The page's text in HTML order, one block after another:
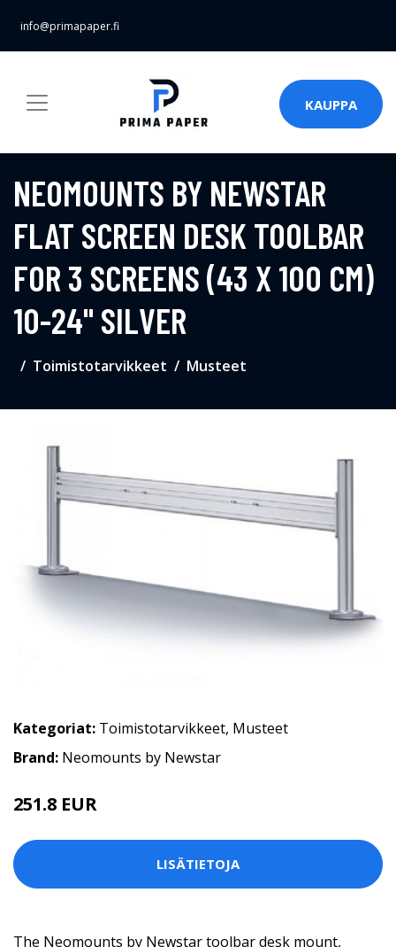
info@primapaper.fi
KAUPPA
NEOMOUNTS BY NEWSTAR
FLAT SCREEN DESK TOOLBAR
FOR 3 SCREENS (43 X 100 CM)
10-24" SILVER
Toimistotarvikkeet Musteet
Kategoriat: Toimistotarvikkeet, Musteet
Brand: Neomounts by Newstar
251.8 EUR
LISÄTIETOJA
The Neomounts by Newstar toolbar desk mount,